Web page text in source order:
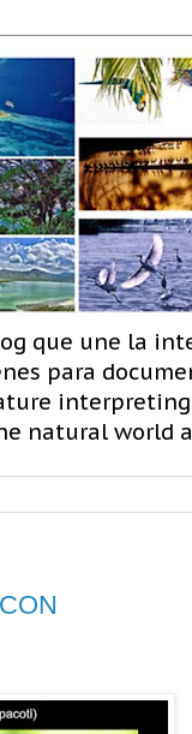
que une la
para
natural world